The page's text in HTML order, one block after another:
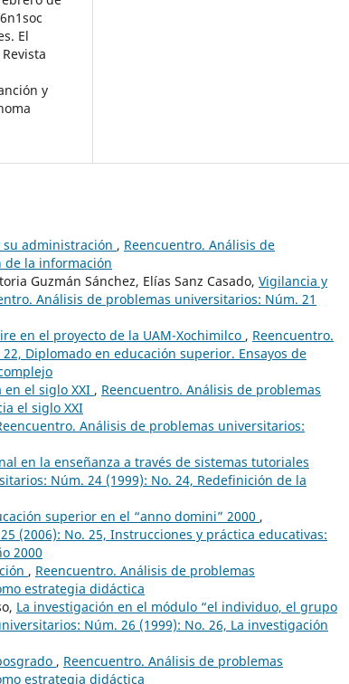
El
y
administración , Reencuentro. Análisis de
de la información
Guzmán Sánchez, Elías Sanz Casado, Vigilancia y
Análisis de problemas universitarios: Núm. 21
en el proyecto de la UAM-Xochimilco , Reencuentro.
Diplomado en educación superior. Ensayos de
el siglo XXI , Reencuentro. Análisis de problemas
el siglo XXI
Análisis de problemas universitarios:
en la enseñanza a través de sistemas tutoriales
Núm. 24 (1999): No. 24, Redefinición de la
superior en el “anno domini” 2000 ,
(2006): No. 25, Instrucciones y práctica educativas:
2000
, Reencuentro. Análisis de problemas
estrategia didáctica
La investigación en el módulo “el individuo, el grupo
Núm. 26 (1999): No. 26, La investigación
, Reencuentro. Análisis de problemas
estrategia didáctica